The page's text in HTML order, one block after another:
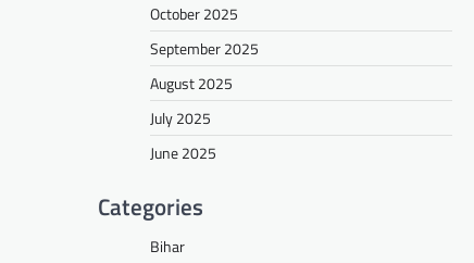
October 2025
September 2025
August 2025
July 2025
June 2025
Categories
Bihar